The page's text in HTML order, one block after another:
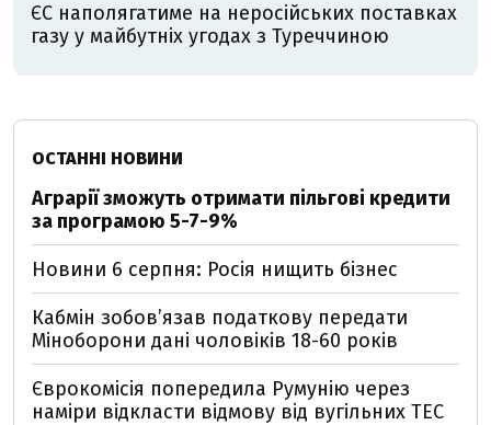
ЄС наполягатиме на неросійських поставках
газу у майбутніх угодах з Туреччиною
ОСТАННІ НОВИНИ
Аграрії зможуть отримати пільгові кредити
за програмою 5-7-9%
Новини 6 серпня: Росія нищить бізнес
Кабмін зобовʼязав податкову передати
Міноборони дані чоловіків 18-60 років
Єврокомісія попередила Румунію через
наміри відкласти відмову від вугільних ТЕС